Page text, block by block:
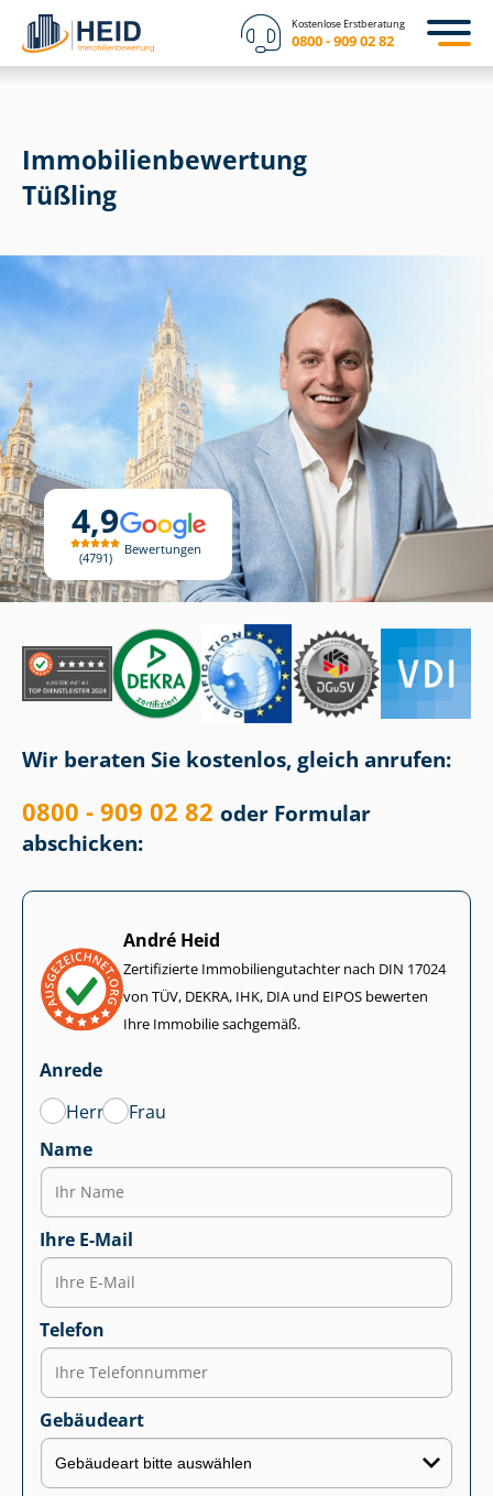
Kostenlose Erstberatung
0800 - 909 02 82
4,9
4791
Bewertungen
Immobilien­bewertung
Tüßling
Wir beraten Sie kostenlos, gleich anrufen:
0800 - 909 02 82 oder Formular
abschicken:
André Heid
Zertifizierte Im­mo­bi­li­en­gut­ach­ter nach DIN 17024
von TÜV, DEKRA, IHK, DIA und EIPOS bewerten
Ihre Immobilie sachgemäß.
Anrede
Herr
Frau
Name
Ihre E-Mail
Telefon
Gebäudeart